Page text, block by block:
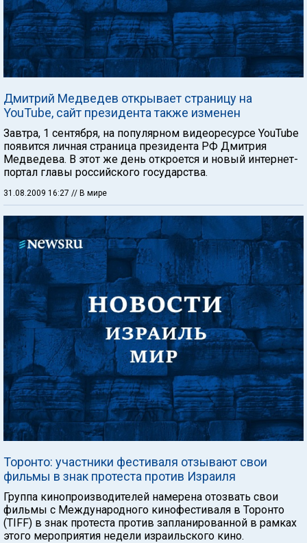
Дмитрий Медведев открывает страницу на
YouTube, сайт президента также изменен
Завтра, 1 сентября, на популярном видеоресурсе YouTube
появится личная страница президента РФ Дмитрия
Медведева. В этот же день откроется и новый интернет-
портал главы российского государства.
31.08.2009 16:27 // В мире
Торонто: участники фестиваля отзывают свои
фильмы в знак протеста против Израиля
Группа кинопроизводителей намерена отозвать свои
фильмы с Международного кинофестиваля в Торонто
(TIFF) в знак протеста против запланированной в рамках
этого мероприятия недели израильского кино.